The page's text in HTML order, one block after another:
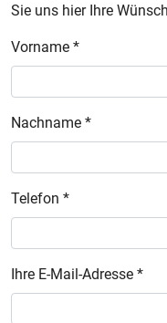
Sie uns hier Ihre
Vorname *
Nachname *
Telefon *
Ihre E-Mail-Adresse *